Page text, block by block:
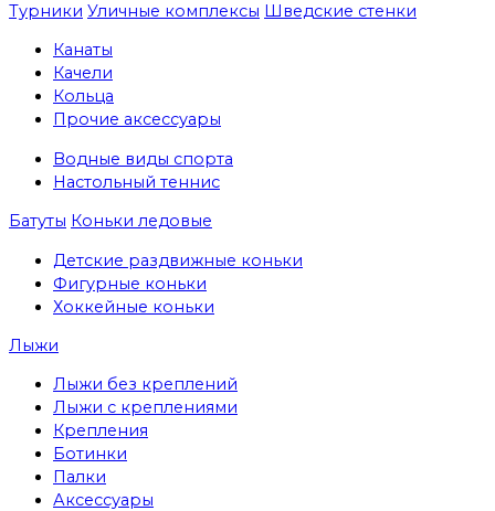
Турники Уличные комплексы Шведские стенки
Канаты
Качели
Кольца
Прочие аксессуары
Водные виды спорта
Настольный теннис
Батуты Коньки ледовые
Детские раздвижные коньки
Фигурные коньки
Хоккейные коньки
Лыжи
Лыжи без креплений
Лыжи с креплениями
Крепления
Ботинки
Палки
Аксессуары